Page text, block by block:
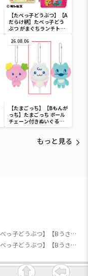
【たべっ子どうぶつ】【A
だらけ柄】たべっ子どう
ぶつ がまぐちランチトー
26.08.06
【たまごっち】【Bもんが
っち】たまごっち ボール
チェーン付きぬいぐるみ
～Tamagotchi
もっと見る
【たべっ子どうぶつ】【Bうさぎちゃん】たべっ子どうぶつ THE MOVIE スーパーアイドル マスコット①
【たべっ子どうぶつ】【Bうさぎちゃん】たべっ子どうぶつ THE MOVIE スーパーアイドル マスコット①